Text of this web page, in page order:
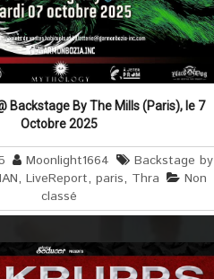
Backstage By The Mills (Paris), le 7
Octobre 2025
Moonlight1664
Backstage by
, LiveReport, paris, Thra
Non
classé